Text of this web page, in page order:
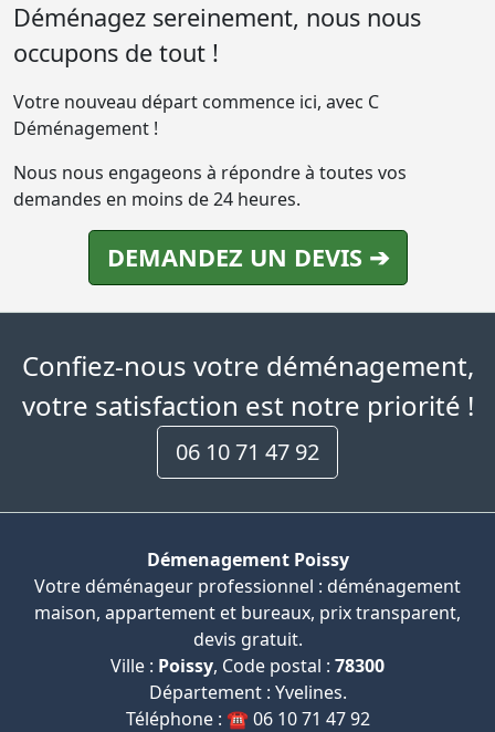
Déménagez sereinement, nous nous
occupons de tout !
Votre nouveau départ commence ici, avec C
Déménagement !
Nous nous engageons à répondre à toutes vos
demandes en moins de 24 heures.
DEMANDEZ UN DEVIS ➔
Confiez-nous votre déménagement,
votre satisfaction est notre priorité !
06 10 71 47 92
Démenagement Poissy
Votre déménageur professionnel : déménagement
maison, appartement et bureaux, prix transparent,
devis gratuit.
Ville : Poissy, Code postal : 78300
Département : Yvelines.
Téléphone : ☎️ 06 10 71 47 92